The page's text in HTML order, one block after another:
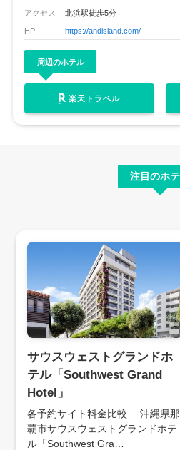
アクセス
HP
北浜駅徒歩5分
https://andisland.com/
周辺のホテル
楽天トラベル
注目のホ
サウスウェストグランドホ
テル「Southwest Grand
Hotel」
各予約サイト料金比較 沖縄県那
覇市サウスウェストグランドホテ
ル「Southwest Gra…